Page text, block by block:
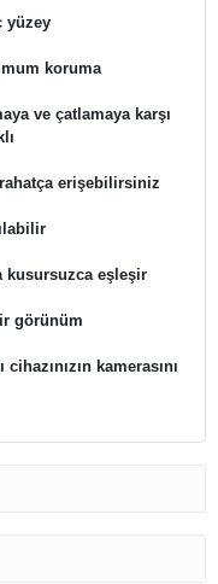
yüzey
koruma
ve çatlamaya karşı
erişebilirsiniz
kusursuzca eşleşir
görünüm
kamerasını